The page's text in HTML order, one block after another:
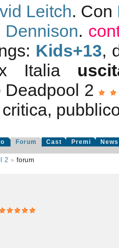
Leitch. Con
Dennison.
Kids+13,
Italia
Deadpool 2
Forum Cast Premi News
2 » forum